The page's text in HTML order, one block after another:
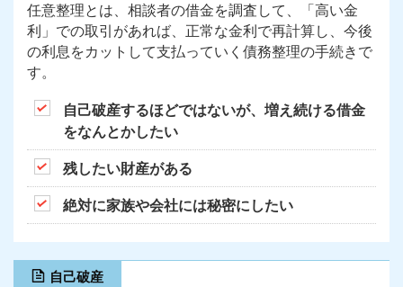
任意整理とは、相談者の借金を調査して、「高い金
利」での取引があれば、正常な金利で再計算し、今後
の利息をカットして支払っていく債務整理の手続きで
す。
自己破産するほどではないが、増え続ける借金
をなんとかしたい
残したい財産がある
絶対に家族や会社には秘密にしたい
自己破産